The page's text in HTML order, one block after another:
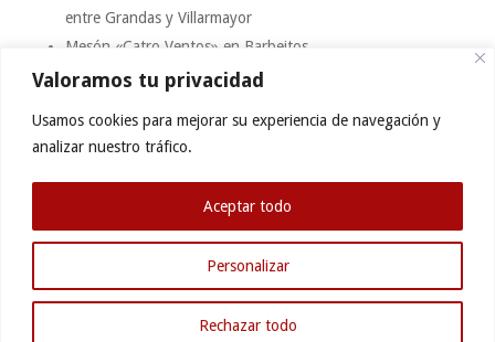
Valoramos tu privacidad
Usamos cookies para mejorar su experiencia de navegación y
analizar nuestro tráfico.
Personalizar
Rechazar todo
Aceptar todo
entre Grandas y Villarmayor
Mesón «Catro Ventos» en Barbeitos
Restaurante «Cantábrico» en A Fonsagrada
Pulperia «O Candal» en A Fonsagrada